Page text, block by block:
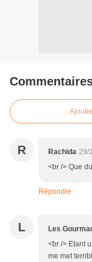
R Rachida 29/
<br /> Que
Répondre
L Les
<br /> Etant
me met